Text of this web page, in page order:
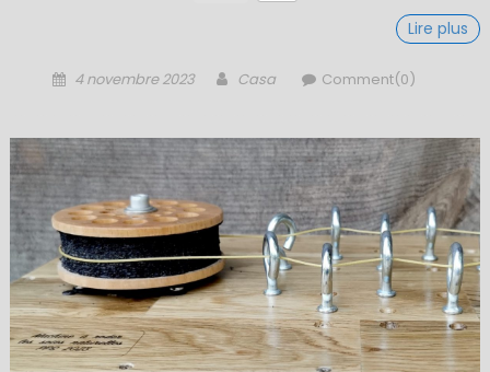
Lire plus
Posted
4 novembre 2023 Author
Casa Comment(0)